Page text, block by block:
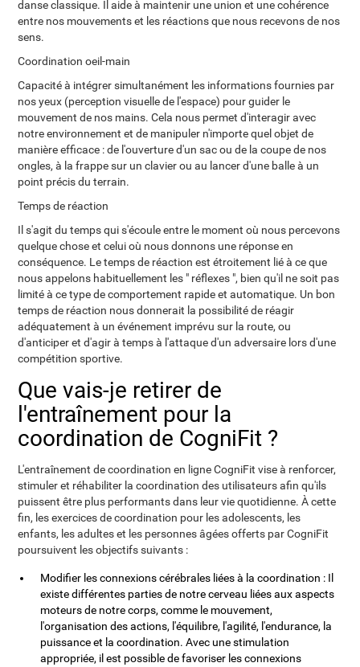
danse classique. Il aide à maintenir une union et une cohérence
entre nos mouvements et les réactions que nous recevons de nos
sens.
Coordination oeil-main
Capacité à intégrer simultanément les informations fournies par
nos yeux (perception visuelle de l'espace) pour guider le
mouvement de nos mains. Cela nous permet d'interagir avec
notre environnement et de manipuler n'importe quel objet de
manière efficace : de l'ouverture d'un sac ou de la coupe de nos
ongles, à la frappe sur un clavier ou au lancer d'une balle à un
point précis du terrain.
Temps de réaction
Il s'agit du temps qui s'écoule entre le moment où nous percevons
quelque chose et celui où nous donnons une réponse en
conséquence. Le temps de réaction est étroitement lié à ce que
nous appelons habituellement les " réflexes ", bien qu'il ne soit pas
limité à ce type de comportement rapide et automatique. Un bon
temps de réaction nous donnerait la possibilité de réagir
adéquatement à un événement imprévu sur la route, ou
d'anticiper et d'agir à temps à l'attaque d'un adversaire lors d'une
compétition sportive.
Que vais-je retirer de
l'entraînement pour la
coordination de CogniFit ?
L'entraînement de coordination en ligne CogniFit vise à renforcer,
stimuler et réhabiliter la coordination des utilisateurs afin qu'ils
puissent être plus performants dans leur vie quotidienne. À cette
fin, les exercices de coordination pour les adolescents, les
enfants, les adultes et les personnes âgées offerts par CogniFit
poursuivent les objectifs suivants :
Modifier les connexions cérébrales liées à la coordination : Il
existe différentes parties de notre cerveau liées aux aspects
moteurs de notre corps, comme le mouvement,
l'organisation des actions, l'équilibre, l'agilité, l'endurance, la
puissance et la coordination. Avec une stimulation
appropriée, il est possible de favoriser les connexions